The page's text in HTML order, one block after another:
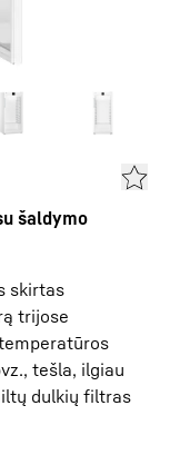
šaldymo
skirtas
trijose
tešla, ilgiau
dulkių filtras